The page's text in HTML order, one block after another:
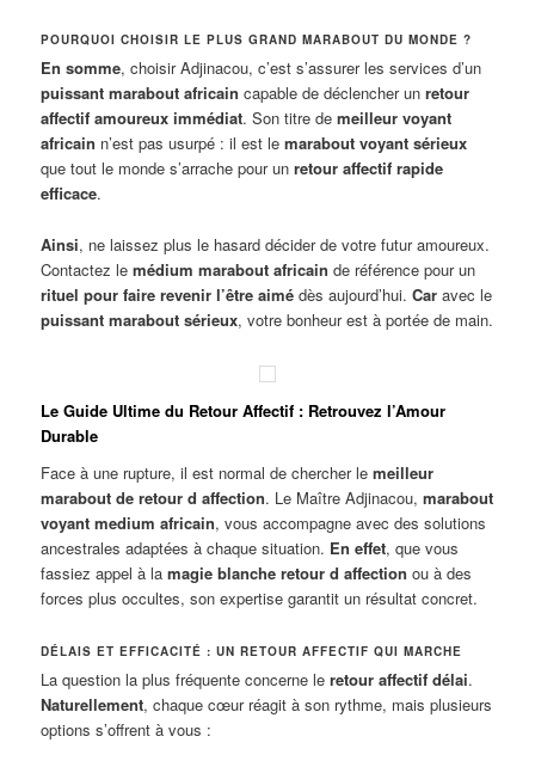
POURQUOI CHOISIR LE PLUS GRAND MARABOUT DU MONDE ?
En somme, choisir Adjinacou, c’est s’assurer les services d’un
puissant marabout africain capable de déclencher unretour
affectif amoureux immédiat. Son titre demeilleur voyant
africain n’est pas usurpé : il est lemarabout voyant sérieux
que tout le monde s’arrache pour unretour affectif rapide
efficace.
Ainsi, ne laissez plus le hasard décider de votre futur amoureux.
Contactez lemédium marabout africain de référence pour un
rituel pour faire revenir l’être aimé dès aujourd’hui.Car avec le
puissant marabout sérieux, votre bonheur est à portée de main.
Le Guide Ultime du Retour Affectif : Retrouvez l’Amour
Durable
Face à une rupture, il est normal de chercher lemeilleur
marabout de retour d affection. Le Maître Adjinacou,marabout
voyant medium africain, vous accompagne avec des solutions
ancestrales adaptées à chaque situation. En effet, que vous
fassiez appel à lamagie blanche retour d affection ou à des
forces plus occultes, son expertise garantit un résultat concret.
DÉLAIS ET EFFICACITÉ : UN RETOUR AFFECTIF QUI MARCHE
La question la plus fréquente concerne leretour affectif délai.
Naturellement, chaque cœur réagit à son rythme, mais plusieurs
options s’offrent à vous :